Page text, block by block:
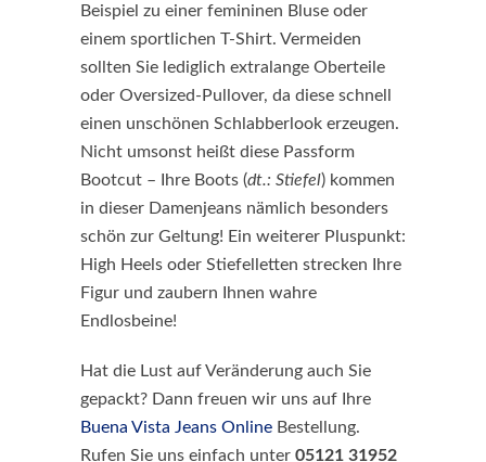
Beispiel zu einer femininen Bluse oder
einem sportlichen T-Shirt. Vermeiden
sollten Sie lediglich extralange Oberteile
oder Oversized-Pullover, da diese schnell
einen unschönen Schlabberlook erzeugen.
Nicht umsonst heißt diese Passform
Bootcut – Ihre Boots (dt.: Stiefel) kommen
in dieser Damenjeans nämlich besonders
schön zur Geltung! Ein weiterer Pluspunkt:
High Heels oder Stiefelletten strecken Ihre
Figur und zaubern Ihnen wahre
Endlosbeine!
Hat die Lust auf Veränderung auch Sie
gepackt? Dann freuen wir uns auf Ihre
Buena Vista Jeans Online Bestellung.
Rufen Sie uns einfach unter 05121 31952